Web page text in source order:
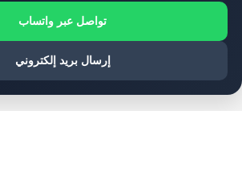
تواصل عبر واتساب
إرسال بريد إلكتروني